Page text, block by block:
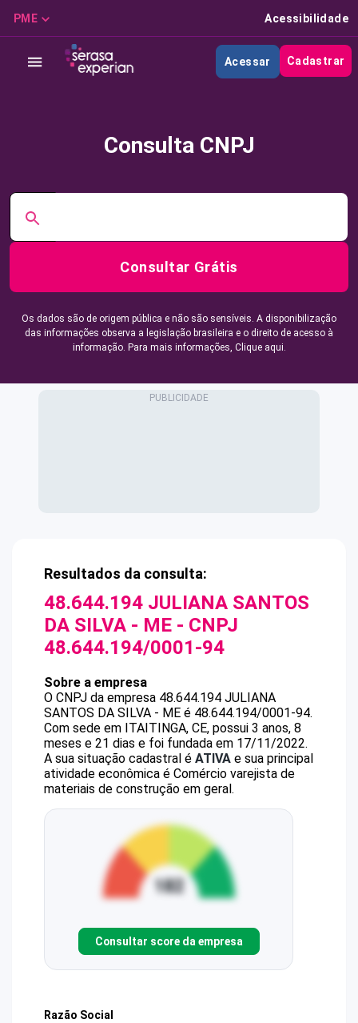
PME Acessibilidade
Acessar Cadastrar
Consulta CNPJ
Consultar Grátis
Os dados são de origem pública e não são sensíveis. A disponibilização
das informações observa a legislação brasileira e o direito de acesso à
informação. Para mais informações, Clique aqui.
Resultados da consulta:
48.644.194 JULIANA SANTOS
DA SILVA - ME - CNPJ
48.644.194/0001-94
Sobre a empresa
O CNPJ da empresa 48.644.194 JULIANA
SANTOS DA SILVA - ME é 48.644.194/0001-94.
Com sede em ITAITINGA, CE, possui 3 anos, 8
meses e 21 dias e foi fundada em 17/11/2022.
A sua situação cadastral é ATIVA e sua principal
atividade econômica é Comércio varejista de
materiais de construção em geral.
Consultar score da empresa
Razão Social